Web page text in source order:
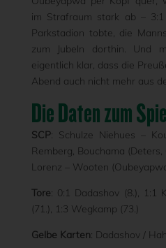
im Strafraum stark ab –
Parkstadion tobte, die
zum Jubeln dorthin. Und
eigentlich klar, dass die
Abend auch nicht mehr aus
Die Daten zum
SCP: Schulze Niehues –
Remberg, Bouchama (Deters,
Lorenz – Wooten
Tore: 0:1 Dadashov (8.), 1:1
(71.), 1:3 Wegkamp (73.)
Gelbe Karten: Dadashov /